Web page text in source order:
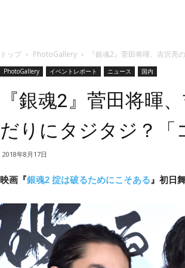
トップ PhotoGallery 『銀魂2』菅田将暉、吉沢亮
PhotoGallery イベントレポート ニュース 国内
『銀魂2』菅田将暉
だりにタジタジ？
2018年8月17日
映画『銀魂2 掟は破るためにこそある 』初日